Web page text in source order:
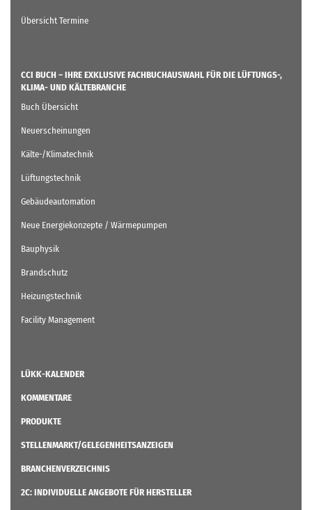
Übersicht Termine
CCI BUCH – IHRE EXKLUSIVE FACHBUCHAUSWAHL FÜR DIE LÜFTUNGS-,
KLIMA- UND KÄLTEBRANCHE
Buch Übersicht
Neuerscheinungen
Kälte-/Klimatechnik
Lüftungstechnik
Gebäudeautomation
Neue Energiekonzepte / Wärmepumpen
Bauphysik
Brandschutz
Heizungstechnik
Facility Management
LÜKK-KALENDER
KOMMENTARE
PRODUKTE
STELLENMARKT/GELEGENHEITSANZEIGEN
BRANCHENVERZEICHNIS
2C: INDIVIDUELLE ANGEBOTE FÜR HERSTELLER